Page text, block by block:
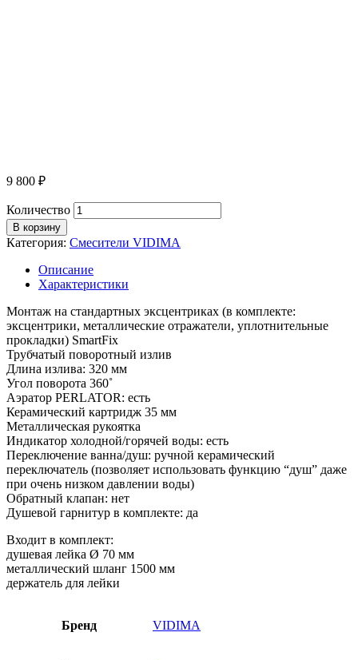
9 800 ₽
Количество
В корзину
Категория: Смесители VIDIMA
Описание
Характеристики
Монтаж на стандартных эксцентриках (в комплекте:
эксцентрики, металлические отражатели, уплотнительные
прокладки) SmartFix
Трубчатый поворотный излив
Длина излива: 320 мм
Угол поворота 360˚
Аэратор PERLATOR: есть
Керамический картридж 35 мм
Металлическая рукоятка
Индикатор холодной/горячей воды: есть
Переключение ванна/душ: ручной керамический
переключатель (позволяет использовать функцию “душ” даже
при очень низком давлении воды)
Обратный клапан: нет
Душевой гарнитур в комплекте: да
Входит в комплект:
душевая лейка Ø 70 мм
металлический шланг 1500 мм
держатель для лейки
Бренд VIDIMA